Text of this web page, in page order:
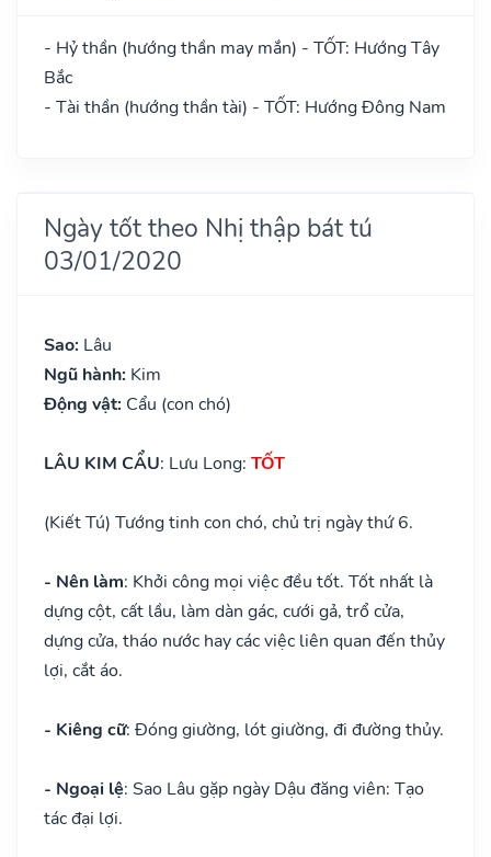
- Hỷ thần (hướng thần may mắn) - TỐT: Hướng Tây
Bắc
- Tài thần (hướng thần tài) - TỐT: Hướng Đông Nam
Ngày tốt theo Nhị thập bát tú
03/01/2020
Sao: Lâu
Ngũ hành: Kim
Động vật: Cẩu (con chó)
LÂU KIM CẨU: Lưu Long: TỐT
(Kiết Tú) Tướng tinh con chó, chủ trị ngày thứ 6.
- Nên làm: Khởi công mọi việc đều tốt. Tốt nhất là
dựng cột, cất lầu, làm dàn gác, cưới gả, trổ cửa,
dựng cửa, tháo nước hay các việc liên quan đến thủy
lợi, cắt áo.
- Kiêng cữ: Đóng giường, lót giường, đi đường thủy.
- Ngoại lệ: Sao Lâu gặp ngày Dậu đăng viên: Tạo
tác đại lợi.